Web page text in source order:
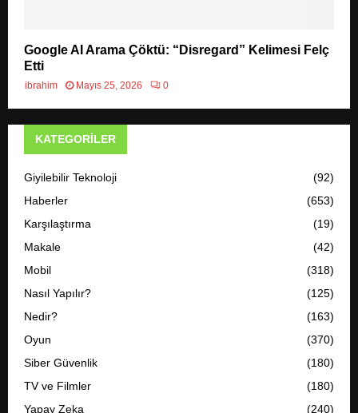
Google AI Arama Çöktü: “Disregard” Kelimesi Felç
Etti
ibrahim Mayıs 25, 2026 0
KATEGORILER
Giyilebilir Teknoloji
(92)
Haberler
(653)
Karşılaştırma
(19)
Makale
(42)
Mobil
(318)
Nasıl Yapılır?
(125)
Nedir?
(163)
Oyun
(370)
Siber Güvenlik
(180)
TV ve Filmler
(180)
Yapay Zeka
(240)